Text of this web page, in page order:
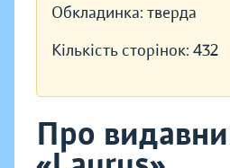
Обкладинка: тверда
Кількість сторінок: 432
Про